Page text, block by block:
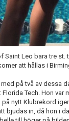
Saint Leo bara tre
att hållas i
på två av dessa
Tech. Hon
nytt Klubrekord
bjudas in, då hon i